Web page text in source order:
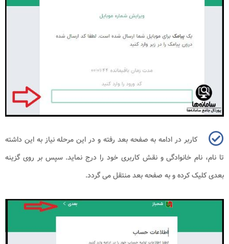
کاربر در ادامه به صفحه بعد رفته و در این مرحله نیاز به این داشته
تا نام، نام خانوادگی و نقش کاربری خود را درج نماید. سپس بر روی گزینه
بعدی کلیک کرده و به صفحه بعد منتقل می گردد.